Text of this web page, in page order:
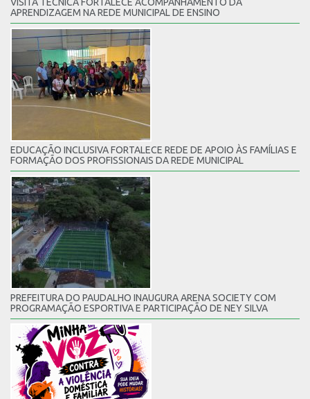
APRENDIZAGEM NA REDE MUNICIPAL DE ENSINO
EDUCAÇÃO INCLUSIVA FORTALECE REDE DE APOIO ÀS FAMÍLIAS E
FORMAÇÃO DOS PROFISSIONAIS DA REDE MUNICIPAL
PREFEITURA DO PAUDALHO INAUGURA ARENA SOCIETY COM
PROGRAMAÇÃO ESPORTIVA E PARTICIPAÇÃO DE NEY SILVA